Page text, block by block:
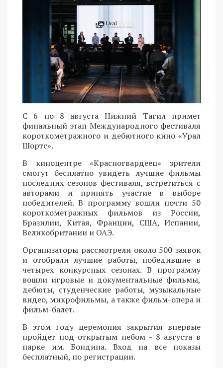
С 6 по 8 августа Нижний Тагил примет
финальный этап Международного фестиваля
короткометражного и дебютного кино «Урал
Шортс».
В киноцентре «Красногвардеец» зрители
смогут бесплатно увидеть лучшие фильмы
последних сезонов фестиваля, встретиться с
авторами и принять участие в выборе
победителей. В программу вошли почти 50
короткометражных фильмов из России,
Бразилии, Китая, Франции, США, Испании,
Великобритании и ОАЭ.
Организаторы рассмотрели около 500 заявок
и отобрали лучшие работы, победившие в
четырех конкурсных сезонах. В программу
вошли игровые и документальные фильмы,
дебюты, студенческие работы, музыкальные
видео, микрофильмы, а также фильм-опера и
фильм-балет.
В этом году церемония закрытия впервые
пройдет под открытым небом - 8 августа в
парке им. Бондина. Вход на все показы
бесплатный, по регистрации.